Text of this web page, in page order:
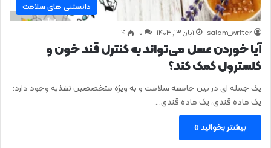
دانستنی های سلامت
salam_writer آبان ۱۳, ۱۴۰۳ 0 ۴
آیا خوردن عسل می‌تواند به کنترل قند خون و
کلسترول کمک کند؟
یک جمله ای در بین جامعه سلامت و به ویژه متخصصین تغذیه وجود دارد:
یک ماده قندی، یک ماده قندی…
بیشتر بخوانید »